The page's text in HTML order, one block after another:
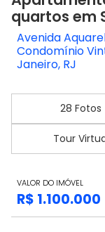
quartos em
Avenida
Condomínio
Janeiro, RJ
28 Fotos
Tour
VALOR DO IMÓVEL
R$ 1.100.000